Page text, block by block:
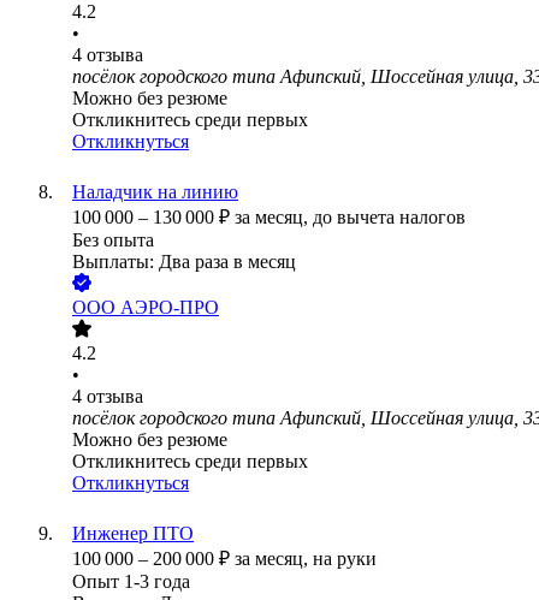
4.2
•
4 отзыва
посёлок городского типа Афипский, Шоссейная улица,
Можно без резюме
Откликнитесь среди первых
Откликнуться
Наладчик на линию
100 000 – 130 000 ₽ за месяц, до вычета налогов
Без опыта
Выплаты: Два раза в месяц
ООО АЭРО-ПРО
4.2
•
4 отзыва
посёлок городского типа Афипский, Шоссейная улица,
Можно без резюме
Откликнитесь среди первых
Откликнуться
Инженер ПТО
100 000 – 200 000 ₽ за месяц, на руки
Опыт 1-3 года